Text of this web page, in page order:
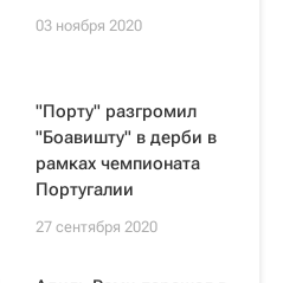
03 ноября 2020
"Порту" разгромил
"Боавишту" в дерби в
рамках чемпионата
Португалии
27 сентября 2020